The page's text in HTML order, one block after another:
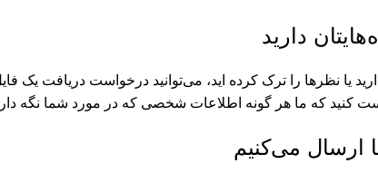
دارید
یا نظرها را ترک کرده اید، می‌توانید درخواست دریافت
کنید که ما هر گونه اطلاعات شخصی که در مورد شما نگه
ارسال می‌کنیم